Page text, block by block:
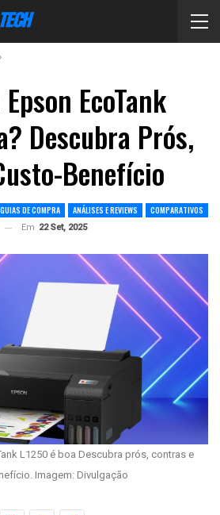
EcoTank
Descubra Prós,
Benefício
GUIAS DE COMPRA ANÁLISES E REVIEWS COMPARATIVOS
Em 22 Set, 2025
L1250 é boa Descubra prós, contras e
Imagem: Divulgação